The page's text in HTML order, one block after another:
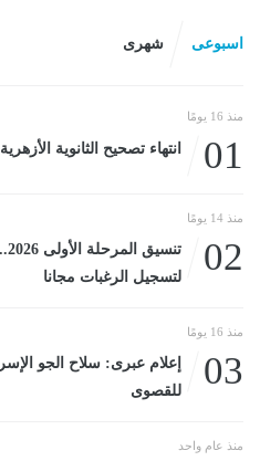
اسبوعى شهرى
منذ 16 يومًا
01 انتهاء تصحيح الثانوية
منذ 14 يومًا
02
لتسجيل الرغبات مجانا
منذ 16 يومًا
03
إعلام عبرى: سلاح الجو
للقصوى
منذ عام واحد